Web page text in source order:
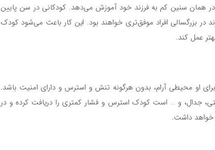
همان سنین کم به فرزند خود آموزش می‌دهد. کودکانی در سن پایین
در بزرگسالی افراد موفق‌تری خواهند بود. این کار باعث می‌شود کودک
عمل کند.
او محیطی آرام، بدون هرگونه تنش و استرس و دارای امنیت باشد.
جدال، و … است کودک استرس و فشار کمتری را دریافت کرده و در
خواهد داشت.